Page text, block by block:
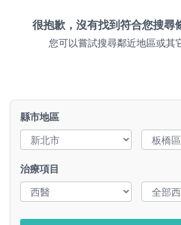
很抱歉，沒有找到符合您搜尋
您可以嘗試搜尋鄰近地區或其
縣市地區
治療項目